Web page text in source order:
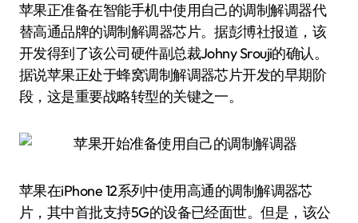
苹果正准备在智能手机中使用自己的调制解调器代
替高通品牌的调制解调器芯片。据彭博社报道，该
开发得到了该公司硬件副总裁Johny Srouji的确认。
据说苹果正处于蜂窝调制解调器芯片开发的早期阶
段，这是重要战略转型的关键之一。
苹果在iPhone 12系列中使用高通的调制解调器芯
片，其中首批支持5G的设备已经面世。但是，该公